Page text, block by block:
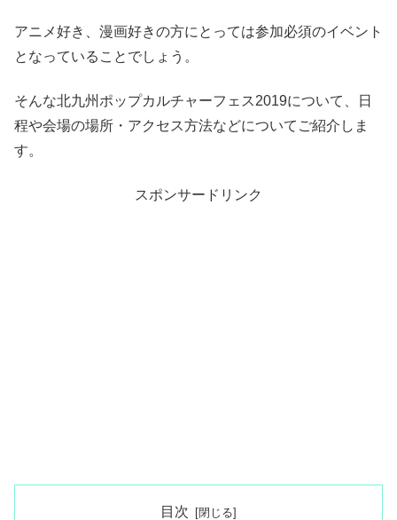
アニメ好き、漫画好きの方にとっては参加必須のイベント
となっていることでしょう。
そんな北九州ポップカルチャーフェス2019について、日
程や会場の場所・アクセス方法などについてご紹介しま
す。
スポンサードリンク
目次